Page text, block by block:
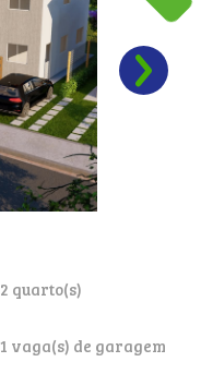
2 quarto(s)
1 vaga(s) de garagem